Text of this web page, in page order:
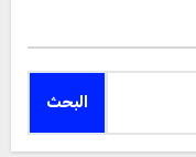
البحث